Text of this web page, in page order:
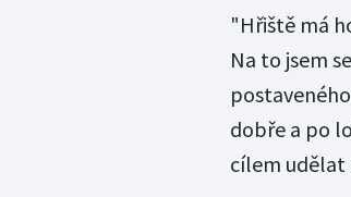
"Hřiště má
Na to jsem
dobře a po
cílem udělat